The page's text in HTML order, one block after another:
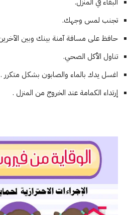
تجنب لمس وجهك.
حافظ على مسافة آمنة بينك وبين
تناول الأكل الصحي.
اغسل يدك بالماء والصابون بشكل متكرر .
إرتداء الكمامة عند الخروج من المنزل .